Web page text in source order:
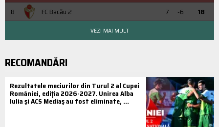
8
FC Bacău 2 7 -6 18
VEZI MAI MULT
RECOMANDĂRI
Rezultatele meciurilor din Turul 2 al Cupei
României, ediția 2026-2027. Unirea Alba
Iulia și ACS Mediaș au fost eliminate, ...